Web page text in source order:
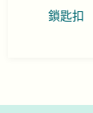
鎖匙扣